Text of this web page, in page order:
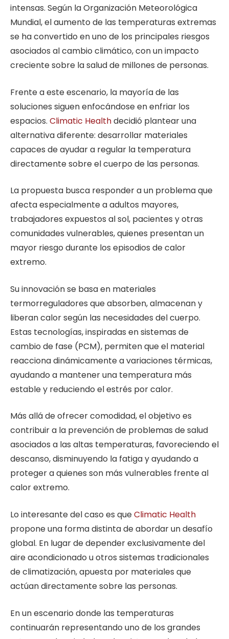
intensas. Según la Organización Meteorológica
Mundial, el aumento de las temperaturas extremas
se ha convertido en uno de los principales riesgos
asociados al cambio climático, con un impacto
creciente sobre la salud de millones de personas.
Frente a este escenario, la mayoría de las
soluciones siguen enfocándose en enfriar los
espacios. Climatic Healthdecidió plantear una
alternativa diferente: desarrollar materiales
capaces de ayudar a regular la temperatura
directamente sobre el cuerpo de las personas.
La propuesta busca responder a un problema que
afecta especialmente a adultos mayores,
trabajadores expuestos al sol, pacientes y otras
comunidades vulnerables, quienes presentan un
mayor riesgo durante los episodios de calor
extremo.
Su innovación se basa en materiales
termorreguladores que absorben, almacenan y
liberan calor según las necesidades del cuerpo.
Estas tecnologías, inspiradas en sistemas de
cambio de fase (PCM), permiten que el material
reacciona dinámicamente a variaciones térmicas,
ayudando a mantener una temperatura más
estable y reduciendo el estrés por calor.
Más allá de ofrecer comodidad, el objetivo es
contribuir a la prevención de problemas de salud
asociados a las altas temperaturas, favoreciendo el
descanso, disminuyendo la fatiga y ayudando a
proteger a quienes son más vulnerables frente al
calor extremo.
Lo interesante del caso es queClimatic Health
propone una forma distinta de abordar un desafío
global. En lugar de depender exclusivamente del
aire acondicionado u otros sistemas tradicionales
de climatización, apuesta por materiales que
actúan directamente sobre las personas.
En un escenario donde las temperaturas
continuarán representando uno de los grandes